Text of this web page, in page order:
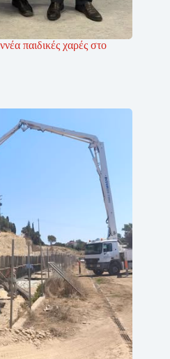
παιδικές χαρές στο